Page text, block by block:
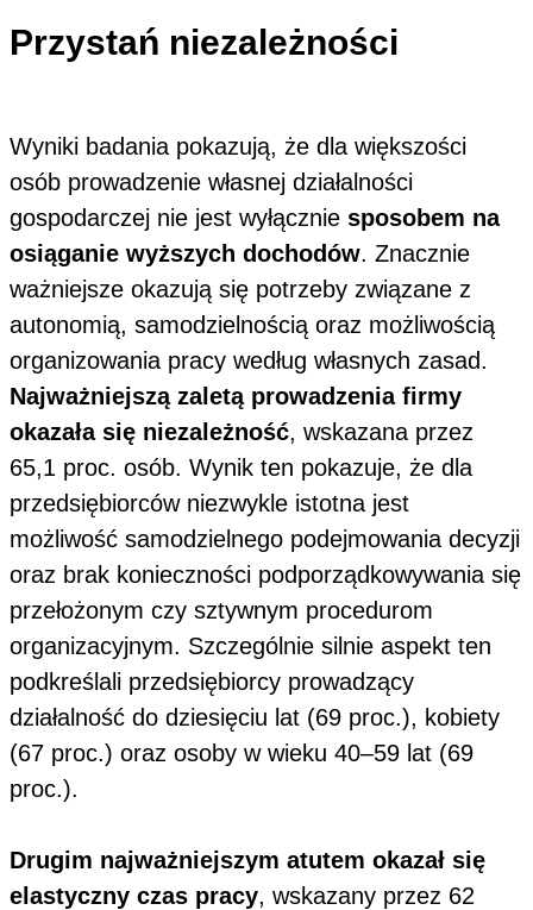
Przystań niezależności
Wyniki badania pokazują, że dla większości
osób prowadzenie własnej działalności
gospodarczej nie jest wyłącznie sposobem na
osiąganie wyższych dochodów. Znacznie
ważniejsze okazują się potrzeby związane z
autonomią, samodzielnością oraz możliwością
organizowania pracy według własnych zasad.
Najważniejszą zaletą prowadzenia firmy
okazała się niezależność, wskazana przez
65,1 proc. osób. Wynik ten pokazuje, że dla
przedsiębiorców niezwykle istotna jest
możliwość samodzielnego podejmowania decyzji
oraz brak konieczności podporządkowywania się
przełożonym czy sztywnym procedurom
organizacyjnym. Szczególnie silnie aspekt ten
podkreślali przedsiębiorcy prowadzący
działalność do dziesięciu lat (69 proc.), kobiety
(67 proc.) oraz osoby w wieku 40–59 lat (69
proc.).
Drugim najważniejszym atutem okazał się
elastyczny czas pracy, wskazany przez 62